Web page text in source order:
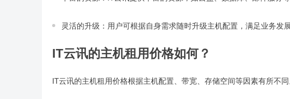
灵活的升级：用户可根据自身需求随时升级主机配置，满足业务发展
IT云讯的主机租用价格如何？
IT云讯的主机租用价格根据主机配置、带宽、存储空间等因素有所不